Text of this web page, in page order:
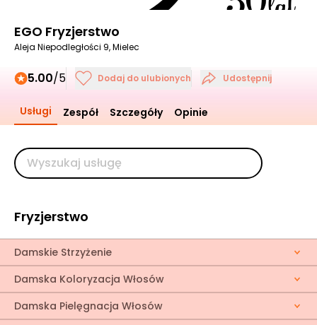
EGO Fryzjerstwo
Aleja Niepodległości 9, Mielec
5.00/5 Dodaj do ulubionych Udostępnij
Usługi Zespół Szczegóły Opinie
Fryzjerstwo
Damskie Strzyżenie
Damska Koloryzacja Włosów
Damska Pielęgnacja Włosów